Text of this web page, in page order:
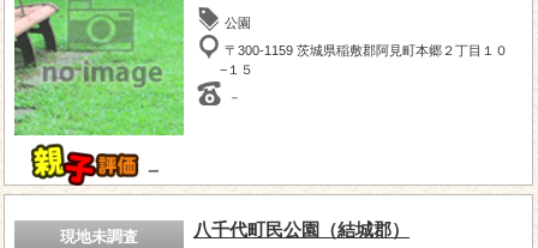
－
公園
〒300-1159 茨城県稲敷郡阿見町本郷２丁目１０
−１５
－
現地未調査 八千代町民公園（結城郡）